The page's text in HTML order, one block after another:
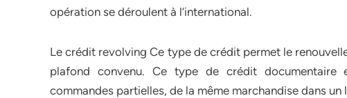
opération se déroulent à l’international.
Le crédit revolving Ce type de crédit permet le
plafond convenu. Ce type de crédit documentaire
commandes partielles, de la même marchandise dans